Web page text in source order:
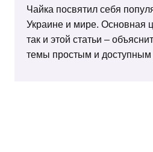
Чайка посвятил себя
Украине и мире. Основная
так и этой статьи –
темы простым и доступным